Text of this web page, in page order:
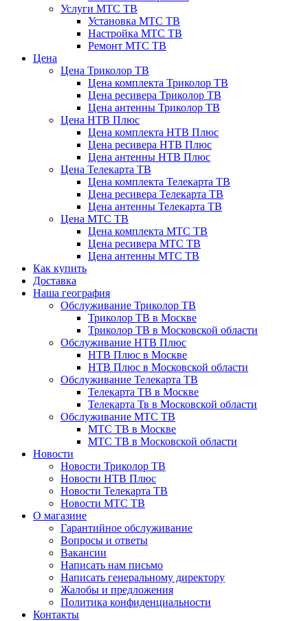
Услуги МТС ТВ
Установка МТС ТВ
Настройка МТС ТВ
Ремонт МТС ТВ
Цена
Цена Триколор ТВ
Цена комплекта Триколор ТВ
Цена ресивера Триколор ТВ
Цена антенны Триколор ТВ
Цена НТВ Плюс
Цена комплекта НТВ Плюс
Цена ресивера НТВ Плюс
Цена антенны НТВ Плюс
Цена Телекарта ТВ
Цена комплекта Телекарта ТВ
Цена ресивера Телекарта ТВ
Цена антенны Телекарта ТВ
Цена МТС ТВ
Цена комплекта МТС ТВ
Цена ресивера МТС ТВ
Цена антенны МТС ТВ
Как купить
Доставка
Наша география
Обслуживание Триколор ТВ
Триколор ТВ в Москве
Триколор ТВ в Московской области
Обслуживание НТВ Плюс
НТВ Плюс в Москве
НТВ Плюс в Московской области
Обслуживание Телекарта ТВ
Телекарта ТВ в Москве
Телекарта Тв в Московской области
Обслуживание МТС ТВ
МТС ТВ в Москве
МТС ТВ в Московской области
Новости
Новости Триколор ТВ
Новости НТВ Плюс
Новости Телекарта ТВ
Новости МТС ТВ
О магазине
Гарантийное обслуживание
Вопросы и ответы
Вакансии
Написать нам письмо
Написать генеральному директору
Жалобы и предложения
Политика конфиденциальности
Контакты